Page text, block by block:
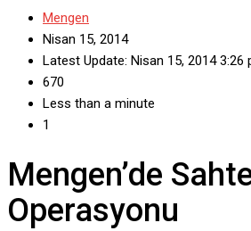
Mengen
Nisan 15, 2014
Latest Update: Nisan 15, 2014 3:26
670
Less than a minute
1
Mengen’de
Operasyonu